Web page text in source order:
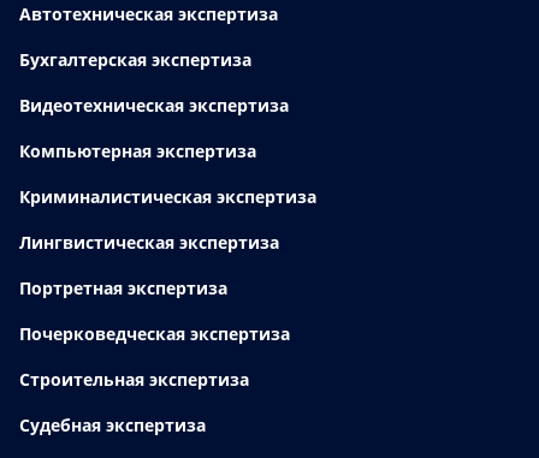
Автотехническая экспертиза
Бухгалтерская экспертиза
Видеотехническая экспертиза
Компьютерная экспертиза
Криминалистическая экспертиза
Лингвистическая экспертиза
Портретная экспертиза
Почерковедческая экспертиза
Строительная экспертиза
Судебная экспертиза